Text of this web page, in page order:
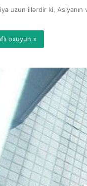
uzun illərdir ki,
oxuyun »